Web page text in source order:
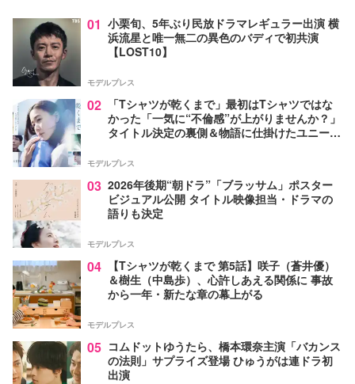
01 小栗旬、5年ぶり民放ドラマレギュラー出演 横
浜流星と唯一無二の異色のバディで初共演
【LOST10】
モデルプレス
02
「Tシャツが乾くまで」最初はTシャツではな
かった「一気に“不倫感”が上がりませんか？」
タイトル決定の裏側＆物語に仕掛けたユニーク
モデルプレス
03 2026年後期“朝ドラ”「ブラッサム」ポスター
ビジュアル公開 タイトル映像担当・ドラマの
語りも決定
モデルプレス
04
【Tシャツが乾くまで 第5話】咲子（蒼井優）
＆樹生（中島歩）、心許しあえる関係に 事故
から一年・新たな章の幕上がる
モデルプレス
05 コムドットゆうたら、橋本環奈主演「バカンス
の法則」サプライズ登場 ひゅうがは連ドラ初
出演